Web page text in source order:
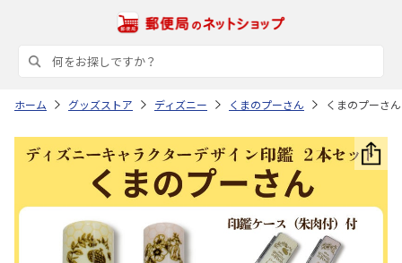
ホーム グッズストア ディズニー くまのプーさん くまのプーさ